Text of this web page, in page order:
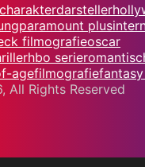
charakterdarsteller
paramount plus
filmografieoscar
hbo serie
agefilmografie
Rights Reserved